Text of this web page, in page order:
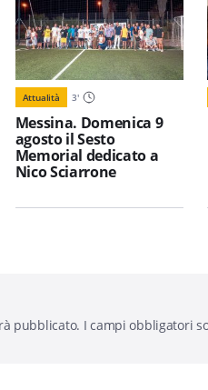
Attualità 3'
Messina. Domenica 9
agosto il Sesto
Memorial dedicato a
Nico Sciarrone
pubblicato. I campi obbligatori